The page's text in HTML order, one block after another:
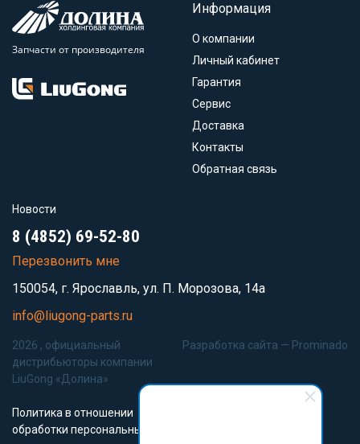
Запчасти от производителя
Информация
О компании
Личный кабинет
Гарантия
Сервис
Доставка
Контакты
Обратная связь
Новости
8 (4852) 69-52-80
Перезвонить мне
150054, г. Ярославль, ул. П. Морозова, 14а
info@liugong-parts.ru
2026 , официальный
дистрибьюторы компании
LiuGong «Долина»
Политика в отношении
обработки персональных
Разработка сайта — Prominado